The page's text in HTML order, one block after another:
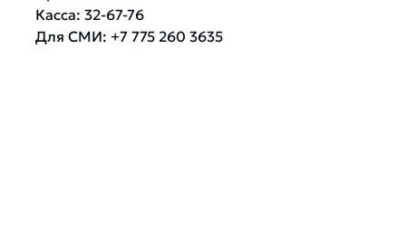
Касса: 32-67-76
Для СМИ: +7 775 260 3635